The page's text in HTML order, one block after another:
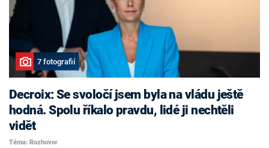
7 fotografií
Decroix: Se svoločí jsem byla na vládu ještě
hodná. Spolu říkalo pravdu, lidé ji nechtěli
vidět
Téma: Rozhovor